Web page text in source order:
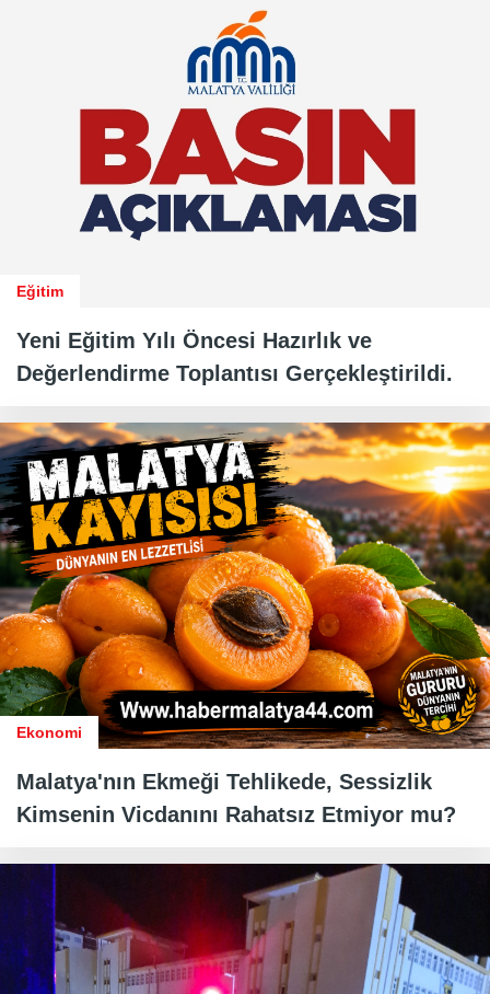
Eğitim
Yeni Eğitim Yılı Öncesi Hazırlık ve
Değerlendirme Toplantısı Gerçekleştirildi.
Ekonomi
Malatya'nın Ekmeği Tehlikede, Sessizlik
Kimsenin Vicdanını Rahatsız Etmiyor mu?